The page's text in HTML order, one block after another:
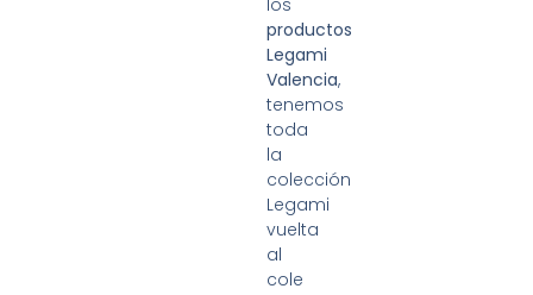
los
productos
Legami
Valencia,
tenemos
toda
la
colección
Legami
vuelta
al
cole